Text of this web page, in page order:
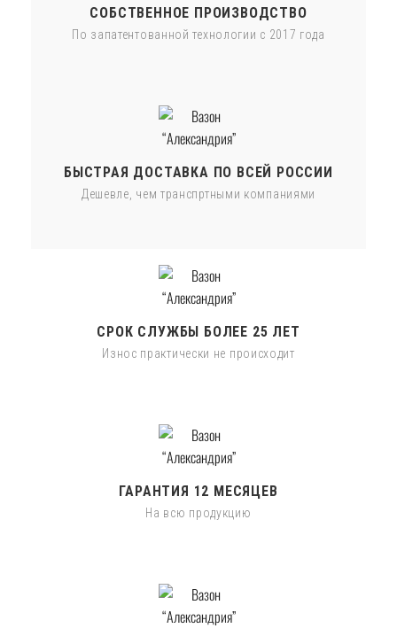
СОБСТВЕННОЕ ПРОИЗВОДСТВО
По запатентованной технологии с 2017 года
БЫСТРАЯ ДОСТАВКА ПО ВСЕЙ РОССИИ
Дешевле, чем транспртными компаниями
СРОК СЛУЖБЫ БОЛЕЕ 25 ЛЕТ
Износ практически не происходит
ГАРАНТИЯ 12 МЕСЯЦЕВ
На всю продукцию